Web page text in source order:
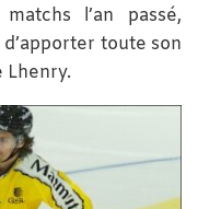
l’an passé,
toute son
Lhenry.